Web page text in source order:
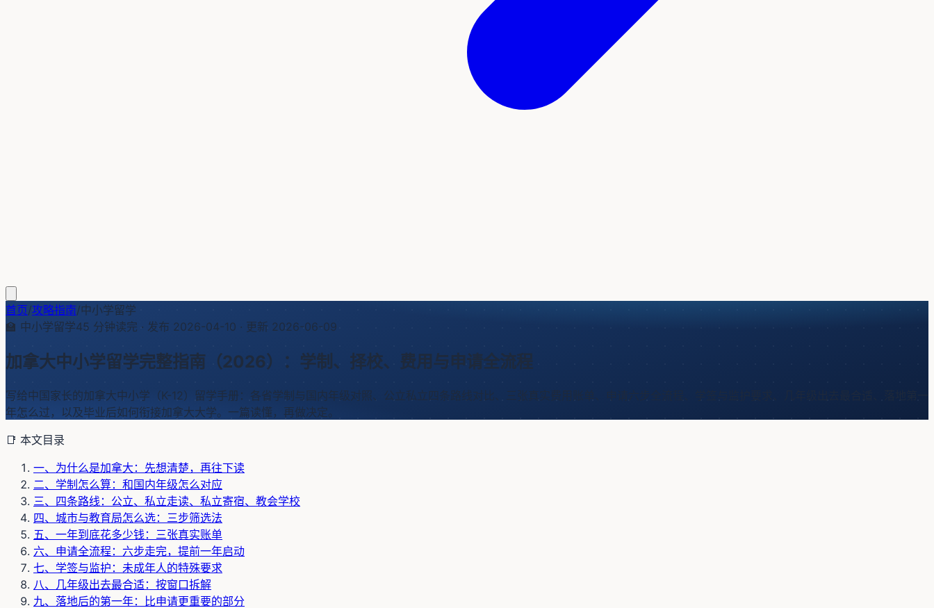
首页/攻略指南/中小学留学
🏫 中小学留学45 分钟读完 · 发布 2026-04-10 · 更新 2026-06-09
加拿大中小学留学完整指南（2026）：学制、择校、费用与申请全流程
写给中国家长的加拿大中小学（K-12）留学手册：各省学制与国内年级对照、公立私立四条路线对比、三张真实费用账单、申请六步全流程、学签与监护要求、几年级出去最合适、落地第一
年怎么过，以及毕业后如何衔接加拿大大学。一篇读懂，再做决定。
📑 本文目录
一、为什么是加拿大：先想清楚，再往下读
二、学制怎么算：和国内年级怎么对应
三、四条路线：公立、私立走读、私立寄宿、教会学校
四、城市与教育局怎么选：三步筛选法
五、一年到底花多少钱：三张真实账单
六、申请全流程：六步走完，提前一年启动
七、学签与监护：未成年人的特殊要求
八、几年级出去最合适：按窗口拆解
九、落地后的第一年：比申请更重要的部分